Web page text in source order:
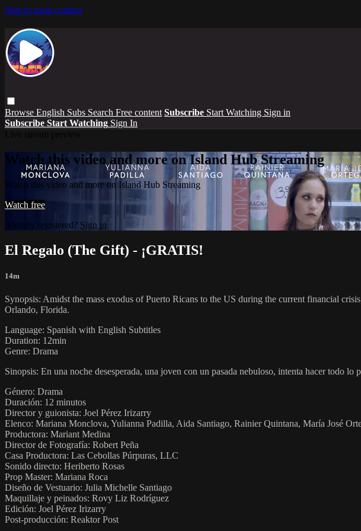
Skip to main content
Browse English Subs Search Free content Subscribe Start Watching Sign in
Subscribe Start Watching Sign In
Watch this video and more on Island Hub Streaming
Watch this video and more on Island Hub Streaming
Watch free
Already registered? Sign in
El Regalo (The Gift) - ¡GRATIS!
14m
Synopsis: Amidst the mass exodus of Puerto Ricans to the US during the current financial
Orlando, Florida.
Language: Spanish with English Subtitles
Duration: 12min
Genre: Drama
Sinopsis: En una noche desesperada, una joven con un pasada nebuloso, intenta hacer todo
Género: Drama
Duración: 12 minutos
Director y guionista: Joel Pérez Irizarry
Elenco: Mariana Monclova, Yulianna Padilla, Aida Santiago, Rainier Quintana, María José
Productora: Mariant Medina
Director de Fotografía: Robert Peña
Casa Productora: Las Cebollas Púrpuras, LLC
Sonido directo: Heriberto Rosas
Prop Master: Mariana Roca
Diseño de Vestuario: Julia Michelle Santiago
Maquillaje y peinados: Rovy Liz Rodríguez
Edición: Joel Pérez Irizarry
Post-producción: Reaktor Post